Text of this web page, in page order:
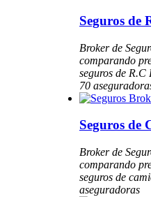
Seguros de
Broker de
comparando
seguros de R.C
70
Seguros de
Broker de
comparando
seguros de
aseguradoras